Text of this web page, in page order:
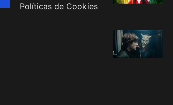
Políticas de Cookies